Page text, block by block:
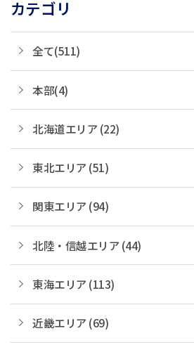
カテゴリ
全て(511)
本部(4)
北海道エリア (22)
東北エリア (51)
関東エリア (94)
北陸・信越エリア (44)
東海エリア (113)
近畿エリア (69)